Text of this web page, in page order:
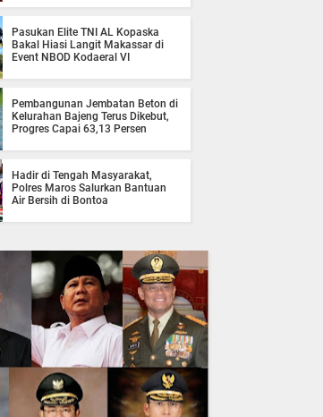
Pasukan Elite TNI AL Kopaska
Bakal Hiasi Langit Makassar di
Event NBOD Kodaeral VI
Pembangunan Jembatan Beton di
Kelurahan Bajeng Terus Dikebut,
Progres Capai 63,13 Persen
Hadir di Tengah Masyarakat,
Polres Maros Salurkan Bantuan
Air Bersih di Bontoa